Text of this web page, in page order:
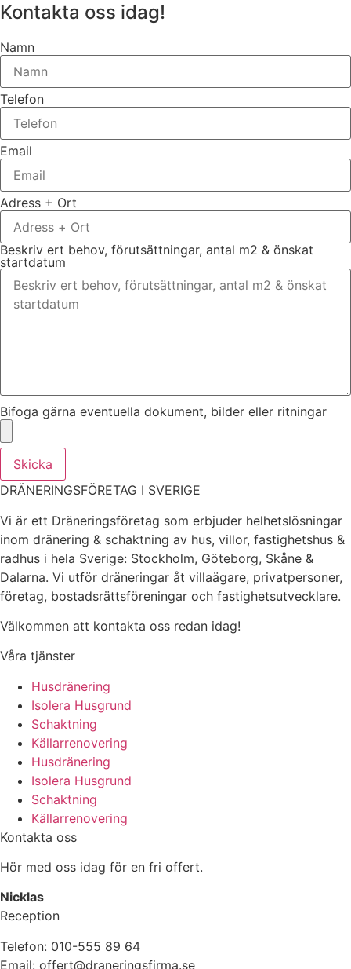
Kontakta oss idag!
Namn
Telefon
Email
Adress + Ort
Beskriv ert behov, förutsättningar, antal m2 & önskat
startdatum
Bifoga gärna eventuella dokument, bilder eller ritningar
Skicka
DRÄNERINGSFÖRETAG I SVERIGE
Vi är ett Dräneringsföretag som erbjuder helhetslösningar
inom dränering & schaktning av hus, villor, fastighetshus &
radhus i hela Sverige: Stockholm, Göteborg, Skåne &
Dalarna. Vi utför dräneringar åt villaägare, privatpersoner,
företag, bostadsrättsföreningar och fastighetsutvecklare.
Välkommen att kontakta oss redan idag!
Våra tjänster
Husdränering
Isolera Husgrund
Schaktning
Källarrenovering
Husdränering
Isolera Husgrund
Schaktning
Källarrenovering
Kontakta oss
Hör med oss idag för en fri offert.
Nicklas
Reception
Telefon: 010-555 89 64
Email: offert@draneringsfirma.se